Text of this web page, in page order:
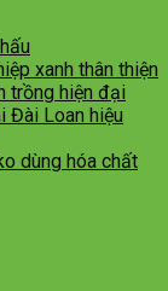
xanh thân thiện
trồng hiện đại
Đài Loan hiệu
dùng hóa chất